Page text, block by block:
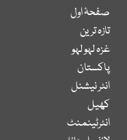
صفحۂ اول
تازہ ترین
غزہ لہو لہو
پاکستان
انٹر نیشنل
کھیل
انٹرٹینمنٹ